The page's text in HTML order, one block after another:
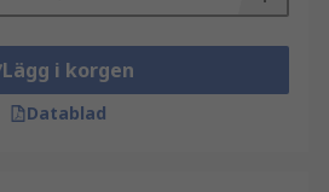
Lägg i korgen
Datablad